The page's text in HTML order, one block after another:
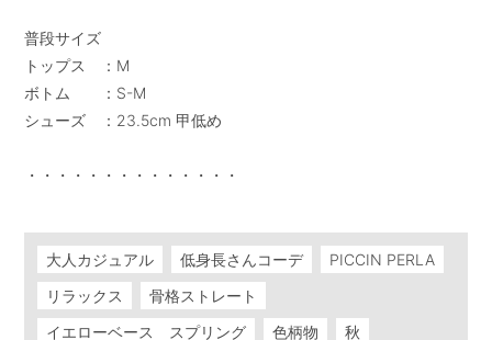
普段サイズ
トップス　：M
ボトム　　：S-M
シューズ　：23.5cm 甲低め
・・・・・・・・・・・・・・
大人カジュアル 低身長さんコーデ
PICCIN PERLA
リラックス
骨格ストレート
イエローベース スプリング
色柄物
秋